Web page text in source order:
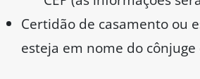
Certidão de casamento ou
esteja em nome do